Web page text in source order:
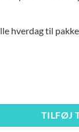
hverdag til
TILFØJ